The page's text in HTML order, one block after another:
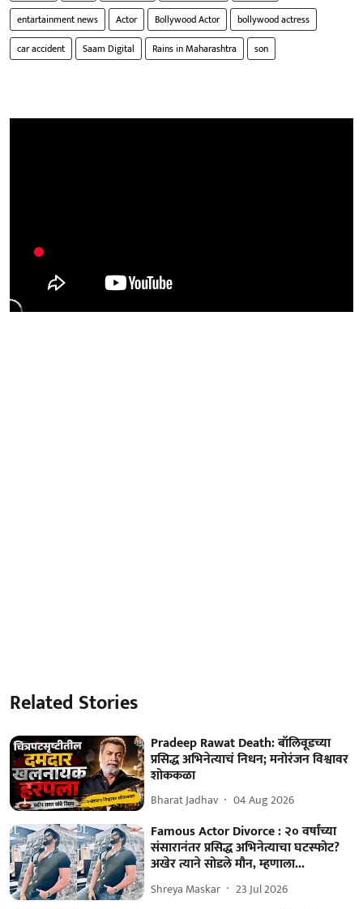
entartainment news
Actor Bollywood Actor
bollywood actress
car accident
Saam Digital Rains in Maharashtra son
Related Stories
Pradeep Rawat Death: बॉलिवूडच्या
प्रसिद्ध अभिनेत्याचं निधन; मनोरंजन विश्वावर
शोककळा
Bharat Jadhav 04 Aug 2026
Famous Actor Divorce : २० वर्षांच्या
संसारानंतर प्रसिद्ध अभिनेत्याचा घटस्फोट?
अखेर त्याने सोडले मौन, म्हणाला...
Shreya Maskar 23 Jul 2026